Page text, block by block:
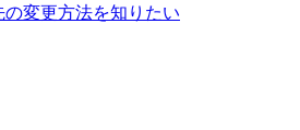
変更方法を知りたい